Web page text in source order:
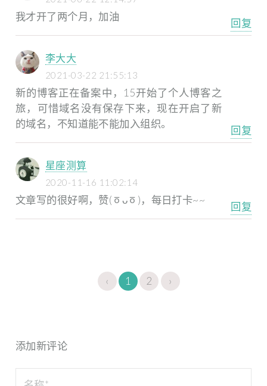
我才开了两个月，加油
回复
李大大
2021-03-22 21:55:13
新的博客正在备案中，15开始了个人博客之
旅，可惜域名没有保存下来，现在开启了新
的域名，不知道能不能加入组织。
回复
星座测算
2020-11-16 11:02:14
文章写的很好啊，赞(ㆆᴗㆆ)，每日打卡~~
回复
‹ 1 2 ›
添加新评论